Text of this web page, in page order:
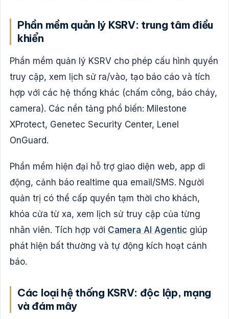
Phần mềm quản lý KSRV: trung tâm điều
khiển
Phần mềm quản lý KSRV cho phép cấu hình quyền
truy cập, xem lịch sử ra/vào, tạo báo cáo và tích
hợp với các hệ thống khác (chấm công, báo cháy,
camera). Các nền tảng phổ biến: Milestone
XProtect, Genetec Security Center, Lenel
OnGuard.
Phần mềm hiện đại hỗ trợ giao diện web, app di
động, cảnh báo realtime qua email/SMS. Người
quản trị có thể cấp quyền tạm thời cho khách,
khóa cửa từ xa, xem lịch sử truy cập của từng
nhân viên. Tích hợp với Camera AI Agentic giúp
phát hiện bất thường và tự động kích hoạt cảnh
báo.
Các loại hệ thống KSRV: độc lập, mạng
và đám mây